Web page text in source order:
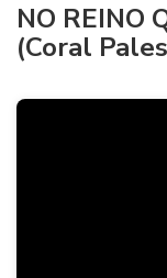
NO REINO
(Coral